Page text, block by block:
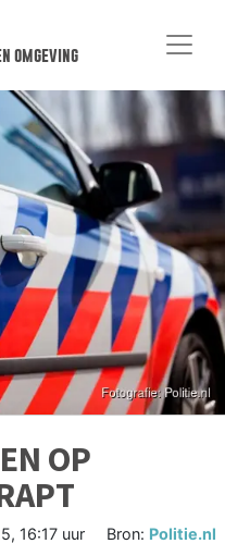
omgeving
OP
16:17 uur Bron: Politie.nl